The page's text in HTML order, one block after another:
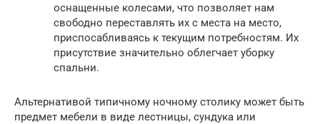
оснащенные колесами, что позволяет нам
свободно переставлять их с места на место,
приспосабливаясь к текущим потребностям. Их
присутствие значительно облегчает уборку
спальни.
Альтернативой типичному ночному столику может быть
предмет мебели в виде лестницы, сундука или